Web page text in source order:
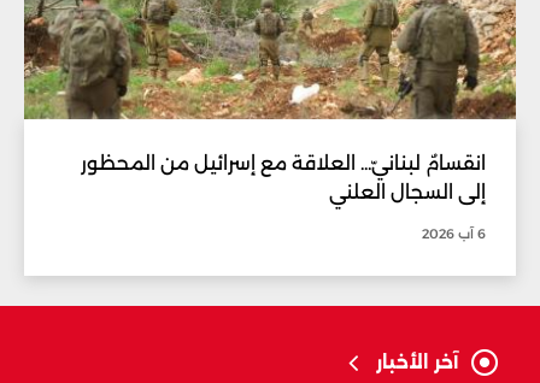
انقسامٌ لبنانيّ... العلاقة مع إسرائيل من المحظور
إلى السجال العلني
6 آب 2026
آخر الأخبار